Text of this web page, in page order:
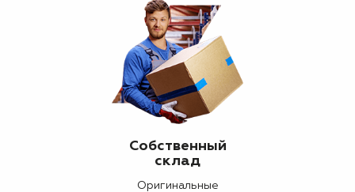
Собственный
склад
Оригинальные